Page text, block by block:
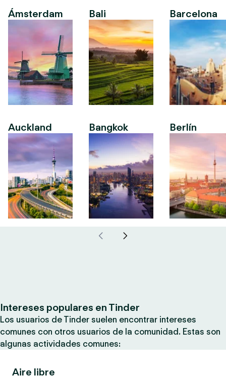
Ámsterdam
Auckland
Bali
Bangkok
Barcelona
Berlín
Intereses populares en Tinder
Los usuarios de Tinder suelen encontrar intereses
comunes con otros usuarios de la comunidad. Estas son
algunas actividades comunes:
Aire libre